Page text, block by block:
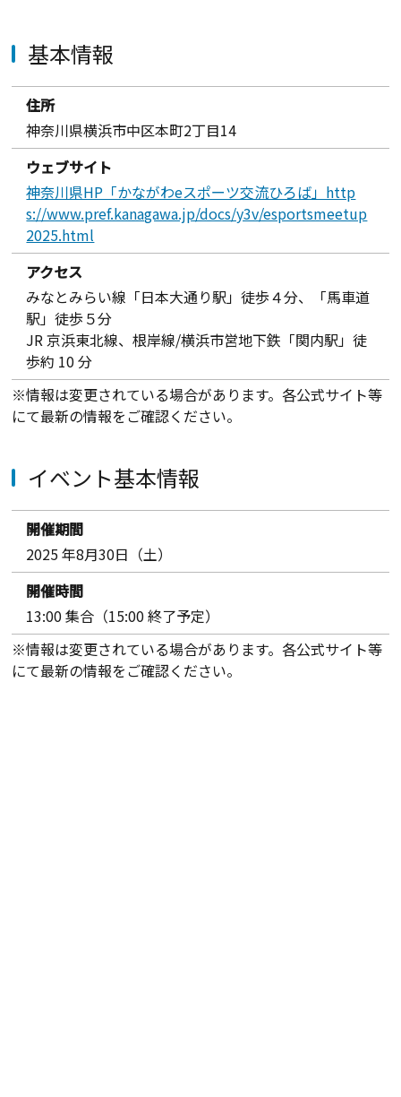
基本情報
住所
神奈川県横浜市中区本町2丁目14
ウェブサイト
神奈川県HP「かながわeスポーツ交流ひろば」http
s://www.pref.kanagawa.jp/docs/y3v/esportsmeetup
2025.html
アクセス
みなとみらい線「日本大通り駅」徒歩４分、「馬車道
駅」徒歩５分
JR 京浜東北線、根岸線/横浜市営地下鉄「関内駅」徒
歩約 10 分
※情報は変更されている場合があります。各公式サイト等
にて最新の情報をご確認ください。
イベント基本情報
開催期間
2025 年8月30日（土）
開催時間
13:00 集合（15:00 終了予定）
※情報は変更されている場合があります。各公式サイト等
にて最新の情報をご確認ください。